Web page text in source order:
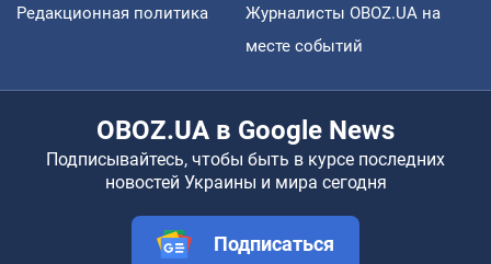
Редакционная политика
Журналисты OBOZ.UA на
месте событий
OBOZ.UA в Google News
Подписывайтесь, чтобы быть в курсе последних
новостей Украины и мира сегодня
Подписаться